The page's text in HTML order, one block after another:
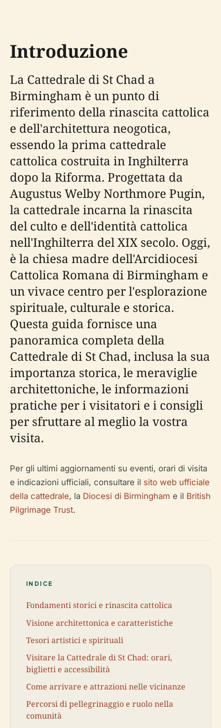
Introduzione
La Cattedrale di St Chad a
Birmingham è un punto di
riferimento della rinascita cattolica
e dell'architettura neogotica,
essendo la prima cattedrale
cattolica costruita in Inghilterra
dopo la Riforma. Progettata da
Augustus Welby Northmore Pugin,
la cattedrale incarna la rinascita
del culto e dell'identità cattolica
nell'Inghilterra del XIX secolo. Oggi,
è la chiesa madre dell'Arcidiocesi
Cattolica Romana di Birmingham e
un vivace centro per l'esplorazione
spirituale, culturale e storica.
Questa guida fornisce una
panoramica completa della
Cattedrale di St Chad, inclusa la sua
importanza storica, le meraviglie
architettoniche, le informazioni
pratiche per i visitatori e i consigli
per sfruttare al meglio la vostra
visita.
Per gli ultimi aggiornamenti su eventi, orari di visita
e indicazioni ufficiali, consultare il sito web ufficiale
della cattedrale, la Diocesi di Birmingham e il British
Pilgrimage Trust.
INDICE
Fondamenti storici e rinascita cattolica
Visione architettonica e caratteristiche
Tesori artistici e spirituali
Visitare la Cattedrale di St Chad: orari,
biglietti e accessibilità
Come arrivare e attrazioni nelle vicinanze
Percorsi di pellegrinaggio e ruolo nella
comunità